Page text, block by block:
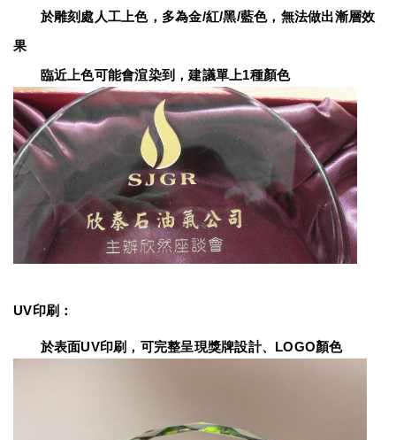
於雕刻處人工上色，多為金/紅/黑/藍色，無法做出漸層效
果
臨近上色可能會渲染到，建議單上1種顏色
UV印刷：
於表面UV印刷，可完整呈現獎牌設計、LOGO顏色